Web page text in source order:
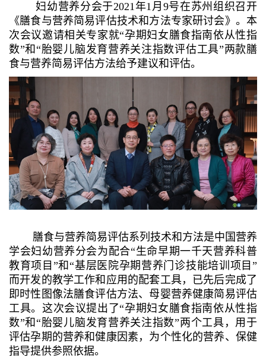
妇幼营养分会于2021年1月9号在苏州组织召开
《膳食与营养简易评估技术和方法专家研讨会》。本
次会议邀请相关专家就“孕期妇女膳食指南依从性指
数”和“胎婴儿脑发育营养关注指数评估工具”两款膳
食与营养简易评估方法给予建议和评估。
膳食与营养简易评估系列技术和方法是中国营养
学会妇幼营养分会为配合“生命早期一千天营养科普
教育项目”和“基层医院孕期营养门诊技能培训项目”
而开发的教学工作和应用的配套工具，已先后完成了
即时性图像法膳食评估方法、母婴营养健康简易评估
工具。这次会议提出了“孕期妇女膳食指南依从性指
数”和“胎婴儿脑发育营养关注指数”两个工具，用于
评估孕期的营养和健康因素，为个性化的营养、保健
指导提供参照依据。